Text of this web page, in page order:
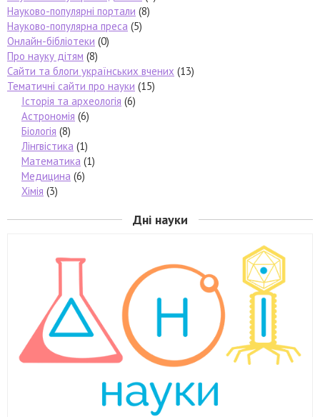
Науково-популярні портали (8)
Науково-популярна преса (5)
Онлайн-бібліотеки (0)
Про науку дітям (8)
Сайти та блоги українських вчених (13)
Тематичні сайти про науки (15)
Історія та археологія (6)
Астрономія (6)
Біологія (8)
Лінгвістика (1)
Математика (1)
Медицина (6)
Хімія (3)
Дні науки